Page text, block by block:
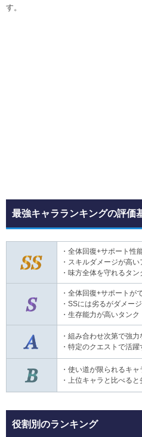
す。
最強キャラランキングの評価
・全体回復+サポート性
・スキルダメージが高い
・味方全体を守れるタン
・全体回復+サポートが
・SSには劣るがダメー
・生存能力が高いタンク
・組み合わせ次第で強力
・特定のクエストで活躍
・使い道が限られるキャ
・上位キャラと比べると
役割別のランキング